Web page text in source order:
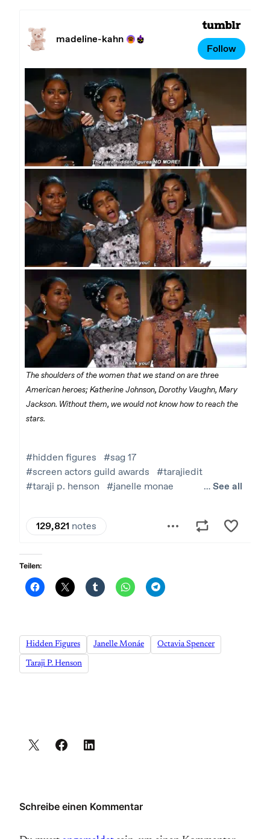
Teilen:
Hidden Figures Janelle Monáe Octavia Spencer
Taraji P. Henson
Schreibe einen Kommentar